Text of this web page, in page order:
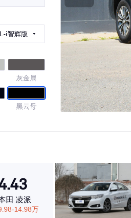
i智辉版
灰金属
黑云母
65%同级车
田 凌派
14.98万